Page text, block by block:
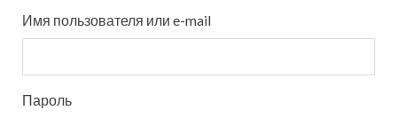
Имя пользователя или e-mail
Пароль